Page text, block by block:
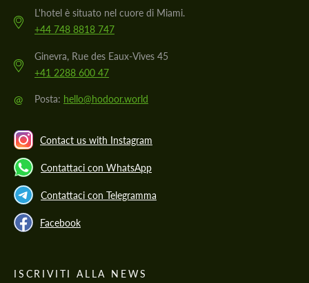
L'hotel è situato nel cuore di Miami.
+44 748 8818 747
Ginevra, Rue des Eaux-Vives 45
+41 2288 600 47
@ Posta: hello@hodoor.world
Contact us with Instagram
Contattaci con WhatsApp
Contattaci con Telegramma
Facebook
ISCRIVITI ALLA NEWS